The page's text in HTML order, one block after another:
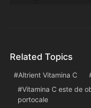
Related Topics
Altrient Vitamina C
Vitamina C este de
portocale